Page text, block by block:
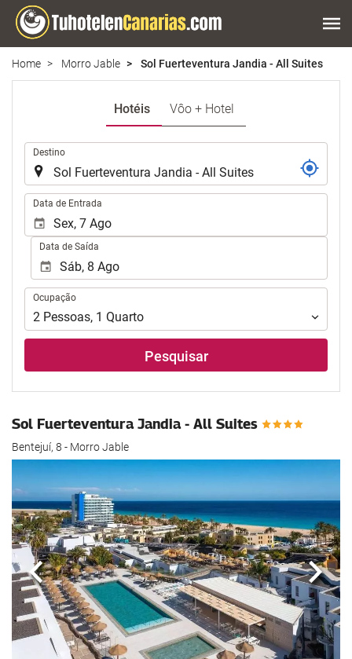
Home Morro Jable Sol Fuerteventura Jandia - All Suites
Hotéis Vôo + Hotel
Destino
Data de Entrada
Data de Saída
Ocupação
Ocupação
2 Pessoas, 1 Quarto
Pesquisar
Sol Fuerteventura Jandia - All Suites
Bentejuí, 8 - Morro Jable
Anterior